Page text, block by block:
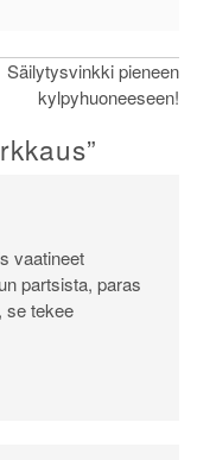
Säilytysvinkki pieneen
kylpyhuoneeseen!
”
vaatineet
partsista, paras
se tekee